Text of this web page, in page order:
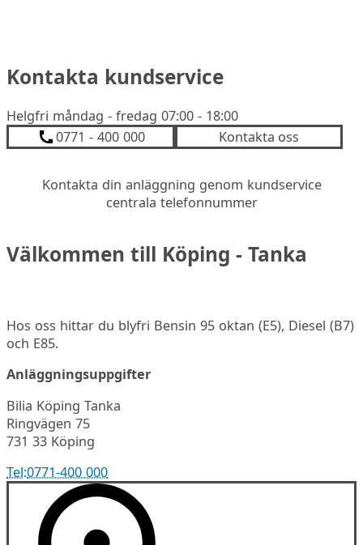
Kontakta kundservice
Helgfri måndag - fredag 07:00 - 18:00
0771 - 400 000
Kontakta oss
Kontakta din anläggning genom kundservice
centrala telefonnummer
Välkommen till Köping - Tanka
Hos oss hittar du blyfri Bensin 95 oktan (E5), Diesel (B7)
och E85.
Anläggningsuppgifter
Bilia Köping Tanka
Ringvägen 75
731 33 Köping
Tel:0771-400 000